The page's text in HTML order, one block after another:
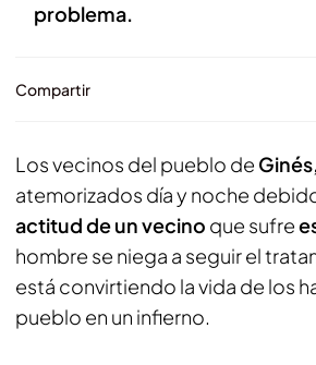
problema.
Compartir
Los vecinos del pueblo de
atemorizados día y noche
actitud de un vecino que sufre
hombre se niega a seguir el
está convirtiendo la vida de los
pueblo en un infierno.